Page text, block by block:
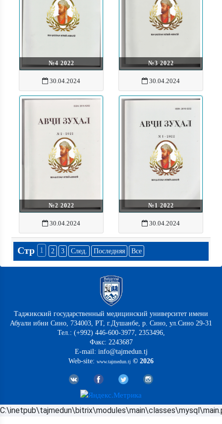
№4 2022
30.04.2024
№3 2022
30.04.2024
№2 2022
30.04.2024
№1 2022
30.04.2024
Стр 1 2 3 След. Последняя Все
Таджикский государственный медицинский университет имени
Абуали ибни Сино, 734003, РТ, г.Душанбе, р. Сино, ул.Сино 29-31
Тел.: (+992) 446-600-3977, 2353496,
Факс: 2243687
E-mail: info@tajmedun.tj
Web-site: www.tajmedun.tj © 2026